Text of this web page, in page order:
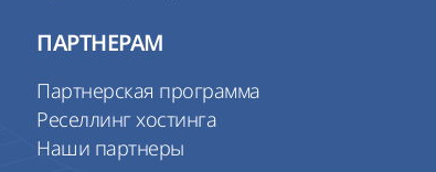
ПАРТНЕРАМ
Партнерская программа
Реселлинг хостинга
Наши партнеры